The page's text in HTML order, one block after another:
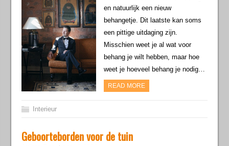
en natuurlijk een nieuw
behangetje. Dit laatste kan soms
een pittige uitdaging zijn.
Misschien weet je al wat voor
behang je wilt hebben, maar hoe
weet je hoeveel behang je nodig…
READ MORE
Interieur
Geboorteborden voor de tuin